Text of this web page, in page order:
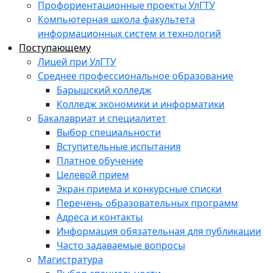
Профориентационные проекты УлГТУ
Компьютерная школа факультета
информационных систем и технологий
Поступающему
Лицей при УлГТУ
Среднее профессиональное образование
Барышский колледж
Колледж экономики и информатики
Бакалавриат и специалитет
Выбор специальности
Вступительные испытания
Платное обучение
Целевой прием
Экран приема и конкурсные списки
Перечень образовательных программ
Адреса и контакты
Информация обязательная для публикации
Часто задаваемые вопросы
Магистратура